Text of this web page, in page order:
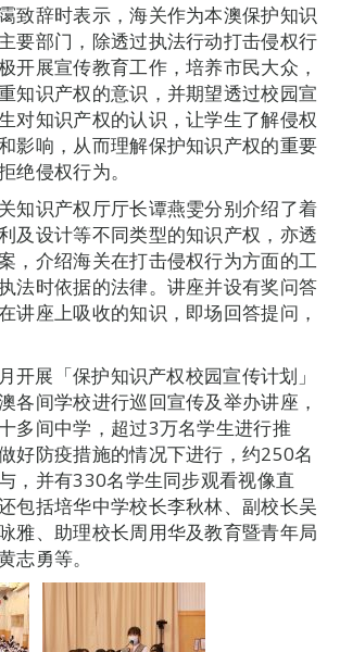
致辞时表示，海关作为本澳保护知识
要部门，除透过执法行动打击侵权行
开展宣传教育工作，培养市民大众，
知识产权的意识，并期望透过校园宣
对知识产权的认识，让学生了解侵权
影响，从而理解保护知识产权的重要
绝侵权行为。
知识产权厅厅长谭燕雯分别介绍了着
及设计等不同类型的知识产权，亦透
，介绍海关在打击侵权行为方面的工
法时依据的法律。讲座并设有奖问答
讲座上吸收的知识，即场回答提问，
开展「保护知识产权校园宣传计划」
各间学校进行巡回宣传及举办讲座，
多间中学，超过3万名学生进行推
好防疫措施的情况下进行，约250名
，并有330名学生同步观看视像直
包括培华中学校长李秋林、副校长吴
雅、助理校长周用华及教育暨青年局
志勇等。